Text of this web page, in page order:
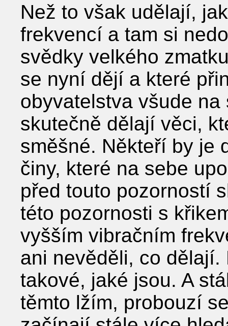
Než to však udělají,
frekvencí a tam si
svědky velkého
se nyní dějí a které
obyvatelstva všude
skutečně dělají věci,
směšné. Někteří by je
činy, které na sebe
před touto pozorností
této pozornosti s
vyšším vibračním
ani nevěděli, co
takové, jaké jsou. A
těmto lžím, probouzí